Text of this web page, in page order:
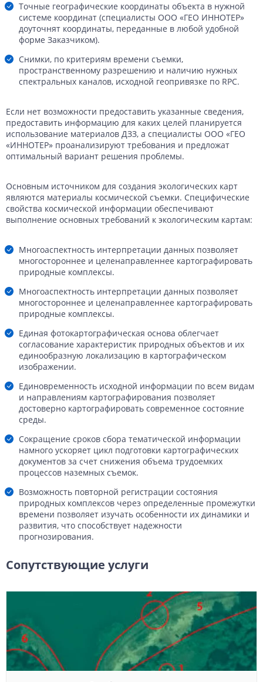
Точные географические координаты объекта в нужной
системе координат (специалисты ООО «ГЕО ИННОТЕР»
доуточнят координаты, переданные в любой удобной
форме Заказчиком).
Снимки, по критериям времени съемки,
пространственному разрешению и наличию нужных
спектральных каналов, исходной геопривязке по RPC.
Если нет возможности предоставить указанные сведения,
предоставить информацию для каких целей планируется
использование материалов ДЗЗ, а специалисты ООО «ГЕО
«ИННОТЕР» проанализируют требования и предложат
оптимальный вариант решения проблемы.
Основным источником для создания экологических карт
являются материалы космической съемки. Специфические
свойства космической информации обеспечивают
выполнение основных требований к экологическим картам:
Многоаспектность интерпретации данных позволяет
многостороннее и целенаправленнее картографировать
природные комплексы.
Многоаспектность интерпретации данных позволяет
многостороннее и целенаправленнее картографировать
природные комплексы.
Единая фотокартографическая основа облегчает
согласование характеристик природных объектов и их
единообразную локализацию в картографическом
изображении.
Единовременность исходной информации по всем видам
и направлениям картографирования позволяет
достоверно картографировать современное состояние
среды.
Сокращение сроков сбора тематической информации
намного ускоряет цикл подготовки картографических
документов за счет снижения объема трудоемких
процессов наземных съемок.
Возможность повторной регистрации состояния
природных комплексов через определенные промежутки
времени позволяет изучать особенности их динамики и
развития, что способствует надежности
прогнозирования.
Сопутствующие услуги